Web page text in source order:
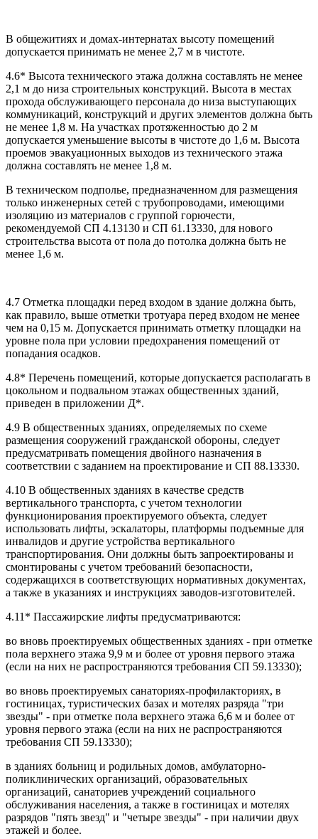
В общежитиях и домах-интернатах высоту помещений
допускается принимать не менее 2,7 м в чистоте.
4.6* Высота технического этажа должна составлять не менее
2,1 м до низа строительных конструкций. Высота в местах
прохода обслуживающего персонала до низа выступающих
коммуникаций, конструкций и других элементов должна быть
не менее 1,8 м. На участках протяженностью до 2 м
допускается уменьшение высоты в чистоте до 1,6 м. Высота
проемов эвакуационных выходов из технического этажа
должна составлять не менее 1,8 м.
В техническом подполье, предназначенном для размещения
только инженерных сетей с трубопроводами, имеющими
изоляцию из материалов с группой горючести,
рекомендуемой СП 4.13130 и СП 61.13330, для нового
строительства высота от пола до потолка должна быть не
менее 1,6 м.
4.7 Отметка площадки перед входом в здание должна быть,
как правило, выше отметки тротуара перед входом не менее
чем на 0,15 м. Допускается принимать отметку площадки на
уровне пола при условии предохранения помещений от
попадания осадков.
4.8* Перечень помещений, которые допускается располагать в
цокольном и подвальном этажах общественных зданий,
приведен в приложении Д*.
4.9 В общественных зданиях, определяемых по схеме
размещения сооружений гражданской обороны, следует
предусматривать помещения двойного назначения в
соответствии с заданием на проектирование и СП 88.13330.
4.10 В общественных зданиях в качестве средств
вертикального транспорта, с учетом технологии
функционирования проектируемого объекта, следует
использовать лифты, эскалаторы, платформы подъемные для
инвалидов и другие устройства вертикального
транспортирования. Они должны быть запроектированы и
смонтированы с учетом требований безопасности,
содержащихся в соответствующих нормативных документах,
а также в указаниях и инструкциях заводов-изготовителей.
4.11* Пассажирские лифты предусматриваются:
во вновь проектируемых общественных зданиях - при отметке
пола верхнего этажа 9,9 м и более от уровня первого этажа
(если на них не распространяются требования СП 59.13330);
во вновь проектируемых санаториях-профилакториях, в
гостиницах, туристических базах и мотелях разряда "три
звезды" - при отметке пола верхнего этажа 6,6 м и более от
уровня первого этажа (если на них не распространяются
требования СП 59.13330);
в зданиях больниц и родильных домов, амбулаторно-
поликлинических организаций, образовательных
организаций, санаториев учреждений социального
обслуживания населения, а также в гостиницах и мотелях
разрядов "пять звезд" и "четыре звезды" - при наличии двух
этажей и более.